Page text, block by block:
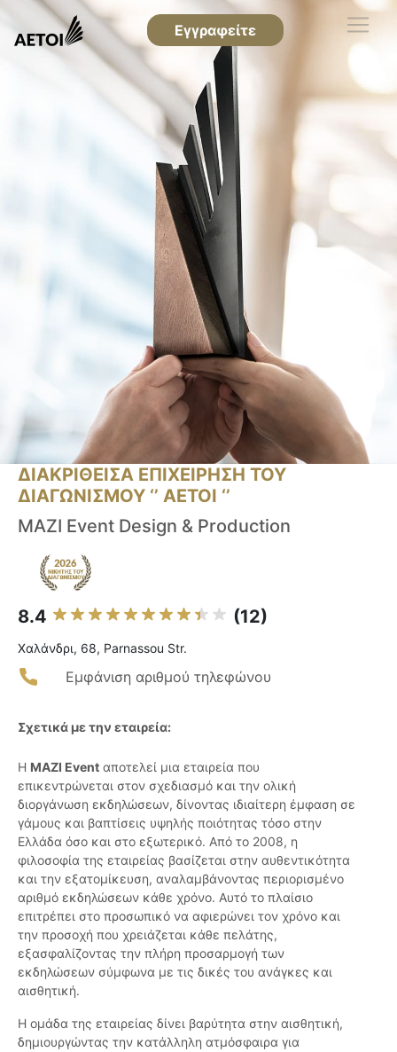
Εγγραφείτε
ΔΙΑΚΡΙΘΕΙΣΑ ΕΠΙΧΕΙΡΗΣΗ ΤΟΥ
ΔΙΑΓΩΝΙΣΜΟΥ ‘’ ΑΕΤΟΙ ‘’
MAZI Event Design & Production
8.4 (12)
Χαλάνδρι, 68, Parnassou Str.
Εμφάνιση αριθμού τηλεφώνου
Σχετικά με την εταιρεία:
Η MAZI Event αποτελεί μια εταιρεία που
επικεντρώνεται στον σχεδιασμό και την ολική
διοργάνωση εκδηλώσεων, δίνοντας ιδιαίτερη έμφαση σε
γάμους και βαπτίσεις υψηλής ποιότητας τόσο στην
Ελλάδα όσο και στο εξωτερικό. Από το 2008, η
φιλοσοφία της εταιρείας βασίζεται στην αυθεντικότητα
και την εξατομίκευση, αναλαμβάνοντας περιορισμένο
αριθμό εκδηλώσεων κάθε χρόνο. Αυτό το πλαίσιο
επιτρέπει στο προσωπικό να αφιερώνει τον χρόνο και
την προσοχή που χρειάζεται κάθε πελάτης,
εξασφαλίζοντας την πλήρη προσαρμογή των
εκδηλώσεων σύμφωνα με τις δικές του ανάγκες και
αισθητική.
Η ομάδα της εταιρείας δίνει βαρύτητα στην αισθητική,
δημιουργώντας την κατάλληλη ατμόσφαιρα για